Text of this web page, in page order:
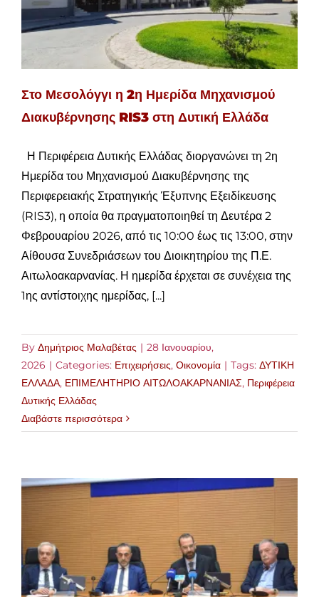
Στο Μεσολόγγι η 2η Ημερίδα Μηχανισμού
Διακυβέρνησης RIS3 στη Δυτική Ελλάδα
Η Περιφέρεια Δυτικής Ελλάδας διοργανώνει τη 2η
Ημερίδα του Μηχανισμού Διακυβέρνησης της
Περιφερειακής Στρατηγικής Έξυπνης Εξειδίκευσης
(RIS3), η οποία θα πραγματοποιηθεί τη Δευτέρα 2
Φεβρουαρίου 2026, από τις 10:00 έως τις 13:00, στην
Αίθουσα Συνεδριάσεων του Διοικητηρίου της Π.Ε.
Αιτωλοακαρνανίας. Η ημερίδα έρχεται σε συνέχεια της
1ης αντίστοιχης ημερίδας, [...]
By Δημήτριος Μαλαβέτας | 28 Ιανουαρίου,
2026 | Categories: Επιχειρήσεις, Οικονομία | Tags: ΔΥΤΙΚΗ
ΕΛΛΑΔΑ, ΕΠΙΜΕΛΗΤΗΡΙΟ ΑΙΤΩΛΟΑΚΑΡΝΑΝΙΑΣ, Περιφέρεια
Δυτικής Ελλάδας
Διαβάστε περισσότερα